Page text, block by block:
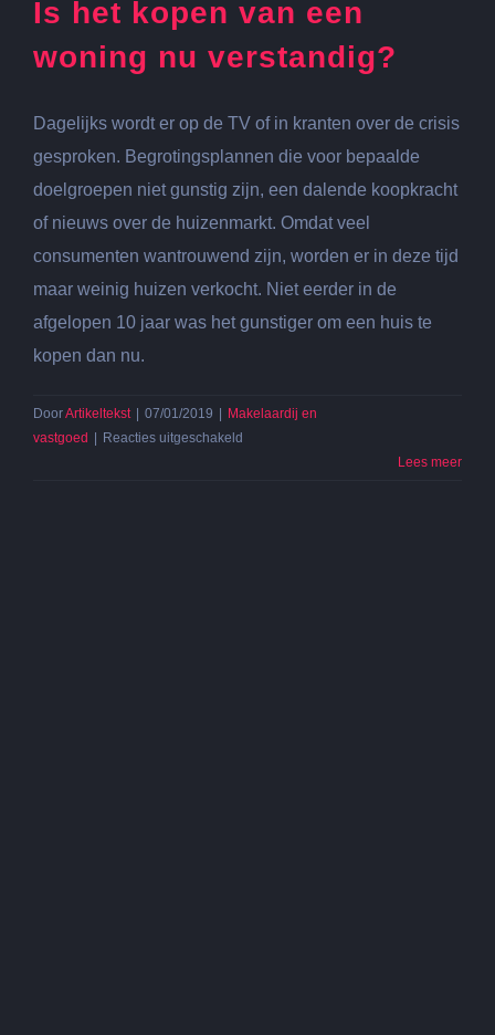
makelaar
Is het kopen van een
woning nu verstandig?
Dagelijks wordt er op de TV of in kranten over de crisis
gesproken. Begrotingsplannen die voor bepaalde
doelgroepen niet gunstig zijn, een dalende koopkracht
of nieuws over de huizenmarkt. Omdat veel
consumenten wantrouwend zijn, worden er in deze tijd
maar weinig huizen verkocht. Niet eerder in de
afgelopen 10 jaar was het gunstiger om een huis te
kopen dan nu.
DoorArtikeltekst 07/01/2019
Makelaardij en
vastgoed
Reacties uitgeschakeld
Lees meer